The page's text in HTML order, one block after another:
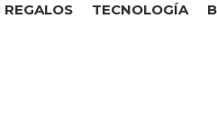
REGALOS TECNOLOGÍA